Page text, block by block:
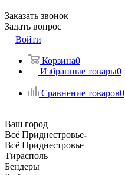
Заказать звонок
Задать вопрос
Войти
Корзина0
Избранные товары0
Сравнение товаров0
Ваш город
Всё Приднестровье
Всё Приднестровье
Тирасполь
Бендеры